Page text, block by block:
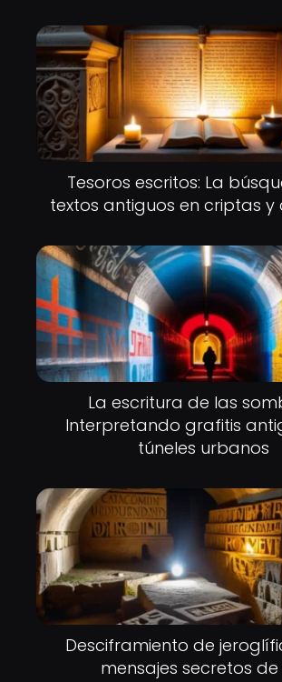
Tesoros escritos: La
textos antiguos en criptas y
La escritura de las
Interpretando grafitis
túneles urbanos
Desciframiento de
mensajes secretos de